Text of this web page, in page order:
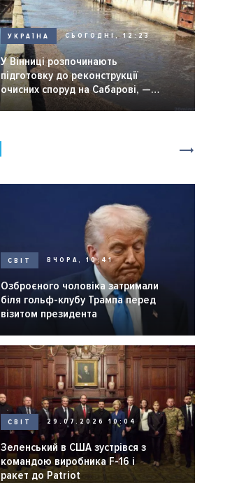
УКРАЇНА СЬОГОДНІ, 12:23
У Вінниці розпочинають
підготовку до реконструкції
очисних споруд на Сабарові, —
мер Вінниці.
СВІТ ВЧОРА, 10:41
Озброєного чоловіка затримали
біля гольф-клубу Трампа перед
візитом президента
СВІТ 29.07.2026 10:04
Зеленський в США зустрівся з
командою виробника F-16 і
ракет до Patriot